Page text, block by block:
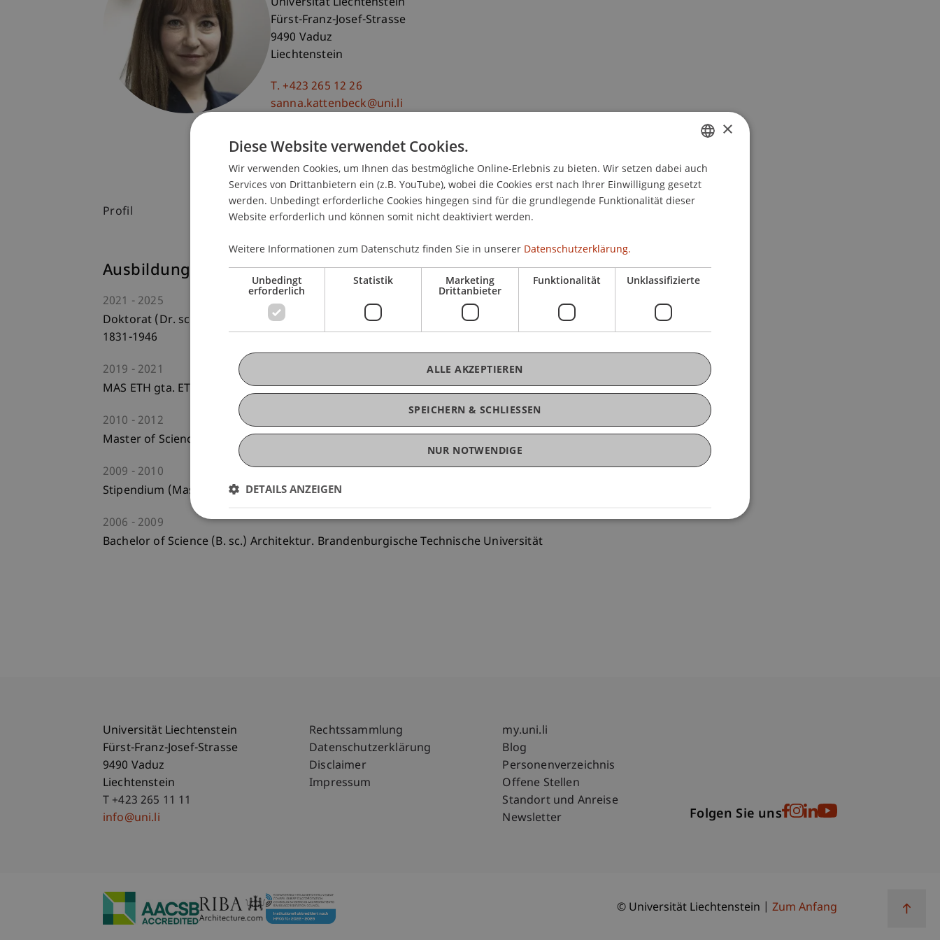
Universität Liechtenstein
Fürst-Franz-Josef-Strasse
9490 Vaduz
Liechtenstein
T. +423 265 12 26
sanna.kattenbeck@uni.li
Profil
Ausbildung
2021
2025
Doktorat (Dr. sc. ETH). ETH Zürich. Diss. ETH No. 31657: City of Codes. Urban Codes and Urban Forms in Zurich.
1831-1946
2019 2021
MAS ETH gta. ETH Zürich
2010 2012
Master of Science (M. sc.) Architektur. Brandenburgische Technische Universität
2009 2010
Stipendium (Master Level) University of Tsukuba. Japan. Studio Prof. Momoyo Kaijima. Atelier Bow-Wow
2006 2009
Bachelor of Science (B. sc.) Architektur. Brandenburgische Technische Universität
Universität Liechtenstein
Fürst-Franz-Josef-Strasse
9490 Vaduz
Liechtenstein
T +423 265 11 11
info@uni.li
Fußzeile Rechtliche Hinweise
Rechtssammlung
Datenschutzerklärung
Disclaimer
Impressum
Fußzeile Subdomain-Verzeichnis
my.uni.li
Blog
Personenverzeichnis
Offene Stellen
Standort und Anreise
Newsletter
Folgen Sie uns
© Universität Liechtenstein Zum Anfang
GERMAN
ENGLISH
×
Diese Website verwendet Cookies.
Wir verwenden Cookies, um Ihnen das bestmögliche Online-Erlebnis zu bieten. Wir setzen dabei auch
Services von Drittanbietern ein (z.B. YouTube), wobei die Cookies erst nach Ihrer Einwilligung gesetzt
werden. Unbedingt erforderliche Cookies hingegen sind für die grundlegende Funktionalität dieser
Website erforderlich und können somit nicht deaktiviert werden.
Weitere Informationen zum Datenschutz finden Sie in unserer Datenschutzerklärung.
Unbedingt
erforderlich
Statistik Marketing
Drittanbieter
Funktionalität Unklassifizierte
SPEICHERN & SCHLIESSEN
ALLE AKZEPTIEREN
NUR NOTWENDIGE
DETAILS ANZEIGEN